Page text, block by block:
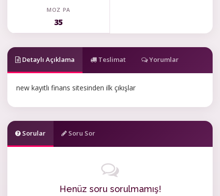
MOZ PA
35
Detaylı Açıklama Teslimat Yorumlar
new kayıtlı finans sitesinden ilk çıkışlar
Sorular Soru Sor
Henüz soru sorulmamış!